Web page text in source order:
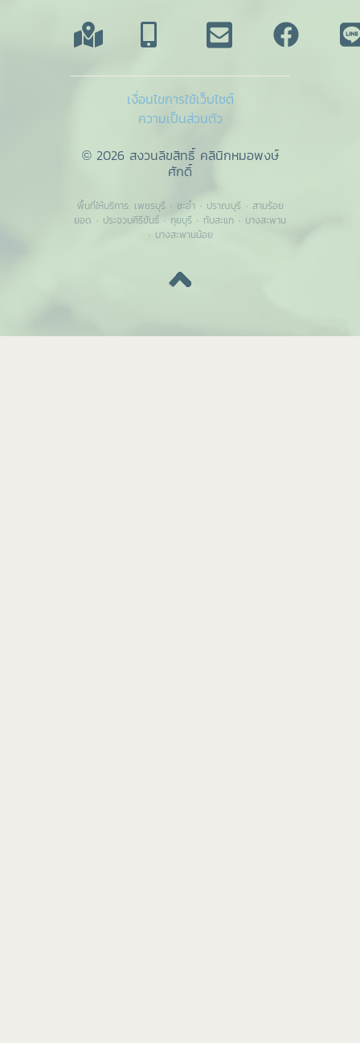
เงื่อนไขการใช้เว็บไซต์
ความเป็นส่วนตัว
© 2026 สงวนลิขสิทธิ์ คลินิกหมอพงษ์
ศักดิ์
พื้นที่ให้บริการ: เพชรบุรี · ชะอำ· ปราณบุรี · สามร้อย
ยอด · ประจวบคีรีขันธ์ · กุยบุรี · ทับสะแก · บางสะพาน
· บางสะพานน้อย